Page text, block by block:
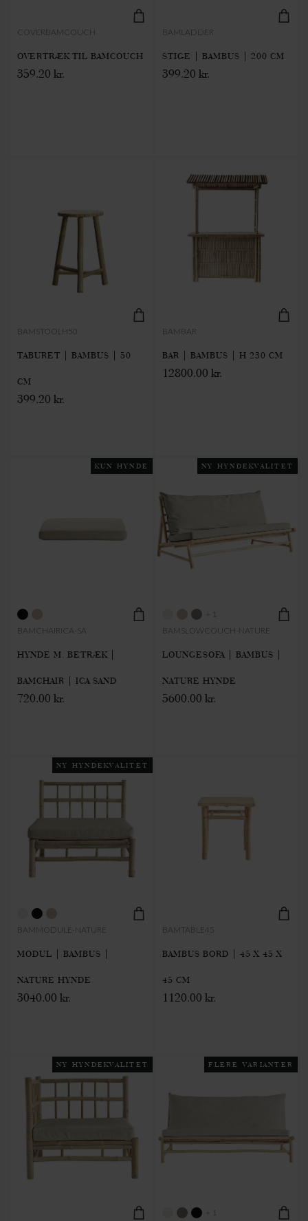
COVERBAMCOUCH
OVERTRÆK TIL BAMCOUCH
359.20 kr.
BAMLADDER
STIGE | BAMBUS | 200 CM
399.20 kr.
BAMSTOOLH50
TABURET | BAMBUS | 50
CM
399.20 kr.
BAMBAR
BAR | BAMBUS | H 230 CM
12800.00 kr.
KUN HYNDE
BAMCHAIRICA-SA
HYNDE M. BETRÆK |
BAMCHAIR | ICA SAND
720.00 kr.
NY HYNDEKVALITET
+ 1
BAMSLOWCOUCH-NATURE
LOUNGESOFA | BAMBUS |
NATURE HYNDE
5600.00 kr.
NY HYNDEKVALITET
BAMMODULE-NATURE
MODUL | BAMBUS |
NATURE HYNDE
3040.00 kr.
BAMTABLE45
BAMBUS BORD | 45 X 45 X
45 CM
1120.00 kr.
NY HYNDEKVALITET FLERE VARIANTER
+ 1